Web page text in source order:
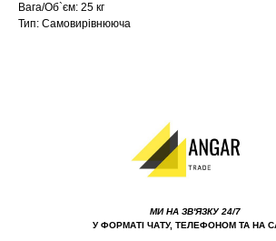
Вага/Об`єм: 25 кг
Тип: Самовирівнююча
МИ НА ЗВ'ЯЗКУ 24/7
У ФОРМАТІ ЧАТУ, ТЕЛЕФОНОМ ТА НА